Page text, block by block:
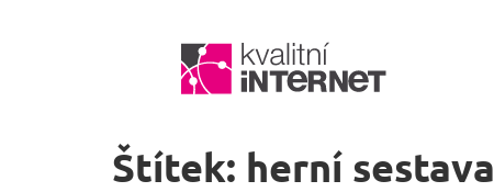
Štítek: herní sestava